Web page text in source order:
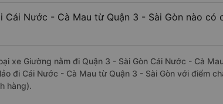
Cái Nước - Cà Mau từ Quận 3 - Sài Gòn nào có
xe Giường nằm đi Quận 3 - Sài Gòn Cái Nước - Cà
đi Cái Nước - Cà Mau từ Quận 3 - Sài Gòn với điểm
hàng).